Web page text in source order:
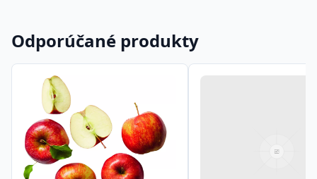
Odporúčané produkty